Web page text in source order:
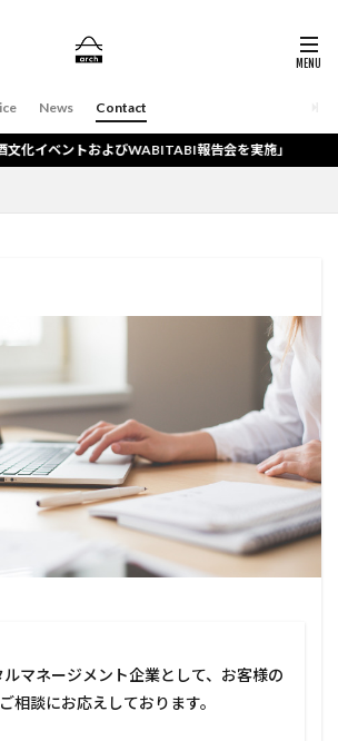
News Contact
ントおよびWABITABI報告会を実施」
マネージメント企業として、お客様の
相談にお応えしております。